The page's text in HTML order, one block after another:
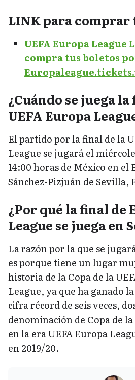
LINK para comprar
UEFA Europa League
compra tus boletos
¿Cuándo se juega
UEFA Europa
El partido por la final de la
League se jugará el
14:00 horas de México en el
Sánchez-Pizjuán de Sevilla,
¿Por qué la final de
League se juega en
La razón por la que se
es porque tiene un lugar
historia de la Copa de la
League, ya que ha ganado
cifra récord de seis veces,
denominación de Copa de
en la era UEFA Europa
en 2019/20.